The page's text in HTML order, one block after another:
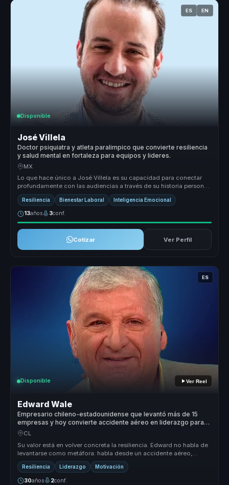
ES EN
Disponible
José Villela
Doctor psiquiatra y atleta paralimpico que convierte resiliencia
y salud mental en fortaleza para equipos y lideres.
MX
Lo que hace único a José Villela es su capacidad para conectar
profundamente con las audiencias a través de su historia personal
de super...
Resiliencia Bienestar Laboral Inteligencia Emocional
13años 3conf.
Cotizar Ver Perfil
ES
Disponible Ver Reel
Edward Wale
Empresario chileno-estadounidense que levantó más de 15
empresas y hoy convierte accidente aéreo en liderazgo para
empresas.
CL
Su valor está en volver concreta la resiliencia. Edward no habla de
levantarse como metáfora: habla desde un accidente aéreo,
rehabilitac...
Resiliencia Liderazgo Motivación
30años 2conf.